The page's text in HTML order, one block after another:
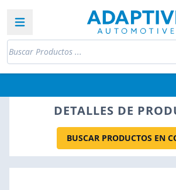
Open sidebar
DETALLES DE
BUSCAR PRODUCTOS EN